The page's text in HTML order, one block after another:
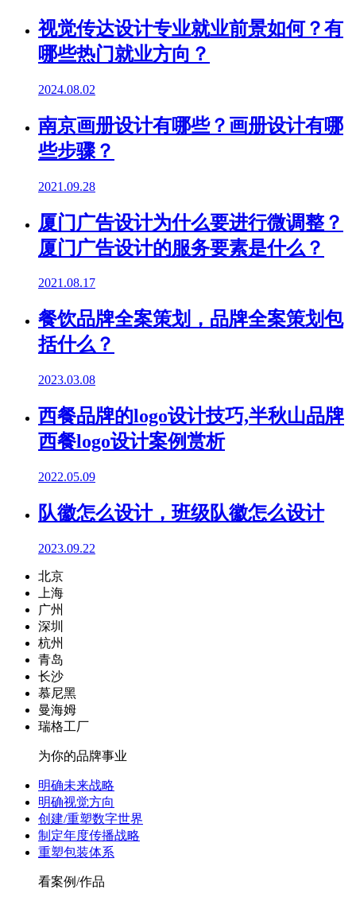
视觉传达设计专业就业前景如何？有
哪些热门就业方向？
2024.08.02
南京画册设计有哪些？画册设计有哪
些步骤？
2021.09.28
厦门广告设计为什么要进行微调整？
厦门广告设计的服务要素是什么？
2021.08.17
餐饮品牌全案策划，品牌全案策划包
括什么？
2023.03.08
西餐品牌的logo设计技巧,半秋山品牌
西餐logo设计案例赏析
2022.05.09
队徽怎么设计，班级队徽怎么设计
2023.09.22
北京
上海
广州
深圳
杭州
青岛
长沙
慕尼黑
曼海姆
瑞格工厂
为你的品牌事业
明确未来战略
明确视觉方向
创建/重塑数字世界
制定年度传播战略
重塑包装体系
看案例/作品